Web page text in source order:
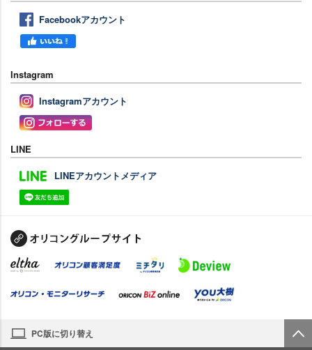
Facebookアカウント
Instagram
Instagramアカウント
LINE
LINEアカウントメディア
PC版に切り替え